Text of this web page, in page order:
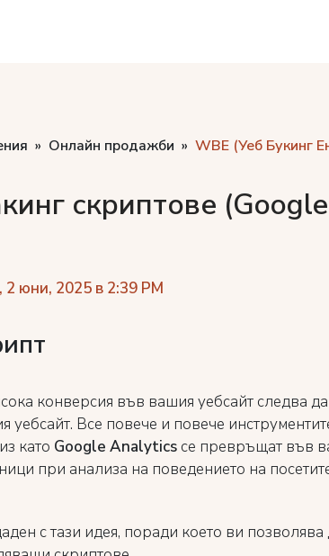
Онлайн продажби WBE (Уеб Букинг
скриптове (Google
юни, 2025 в 2:39 PM
конверсия във вашия уебсайт следва
уебсайт. Все повече и повече
като Google Analytics се превръщат във
при анализа на поведението на
с тази идея, поради което ви позволява